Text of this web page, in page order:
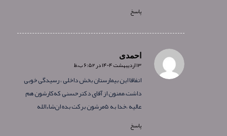
پاسخ
احمدی
گفته:۱۳ اردیبهشت ۱۴۰۴ در ۶:۵۲ ب.ظ
اتفاقا این بیمارستان بخش داخلی ، رسیدگی خوبی
داشت،ممنون از آقای دکترحسنی که‌کارشون هم
عالیه ،خدا به ۵مرشون برکت بده ان‌شاءالله
پاسخ